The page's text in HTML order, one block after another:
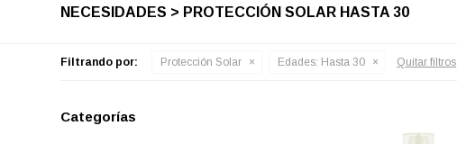
NECESIDADES > PROTECCIÓN SOLAR HASTA 30
Filtrando por: Protección Solar Edades: Hasta 30 Quitar filtros
Categorías